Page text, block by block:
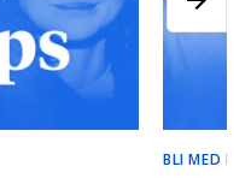
BLI MED